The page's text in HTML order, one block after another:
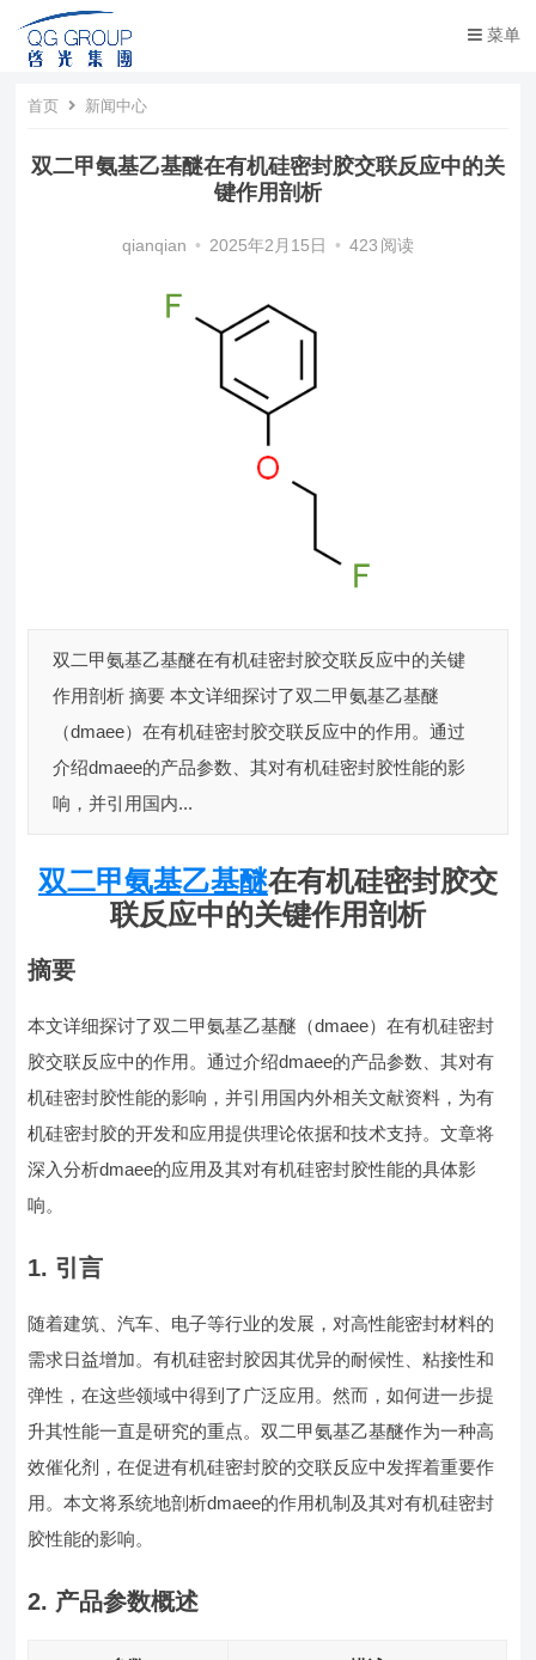
菜单
首页 新闻中心
双二甲氨基乙基醚在有机硅密封胶交联反应中的关
键作用剖析
qianqian • 2025年2月15日 • 423 阅读
双二甲氨基乙基醚在有机硅密封胶交联反应中的关键
作用剖析 摘要 本文详细探讨了双二甲氨基乙基醚
（dmaee）在有机硅密封胶交联反应中的作用。通过
介绍dmaee的产品参数、其对有机硅密封胶性能的影
响，并引用国内...
双二甲氨基乙基醚在有机硅密封胶交
联反应中的关键作用剖析
摘要
本文详细探讨了双二甲氨基乙基醚（dmaee）在有机硅密封
胶交联反应中的作用。通过介绍dmaee的产品参数、其对有
机硅密封胶性能的影响，并引用国内外相关文献资料，为有
机硅密封胶的开发和应用提供理论依据和技术支持。文章将
深入分析dmaee的应用及其对有机硅密封胶性能的具体影
响。
1. 引言
随着建筑、汽车、电子等行业的发展，对高性能密封材料的
需求日益增加。有机硅密封胶因其优异的耐候性、粘接性和
弹性，在这些领域中得到了广泛应用。然而，如何进一步提
升其性能一直是研究的重点。双二甲氨基乙基醚作为一种高
效催化剂，在促进有机硅密封胶的交联反应中发挥着重要作
用。本文将系统地剖析dmaee的作用机制及其对有机硅密封
胶性能的影响。
2. 产品参数概述